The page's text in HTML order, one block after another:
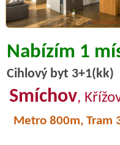
Nabízím 1
Cihlový byt 3+1(kk)
Smíchov,
Metro 800m, Tram